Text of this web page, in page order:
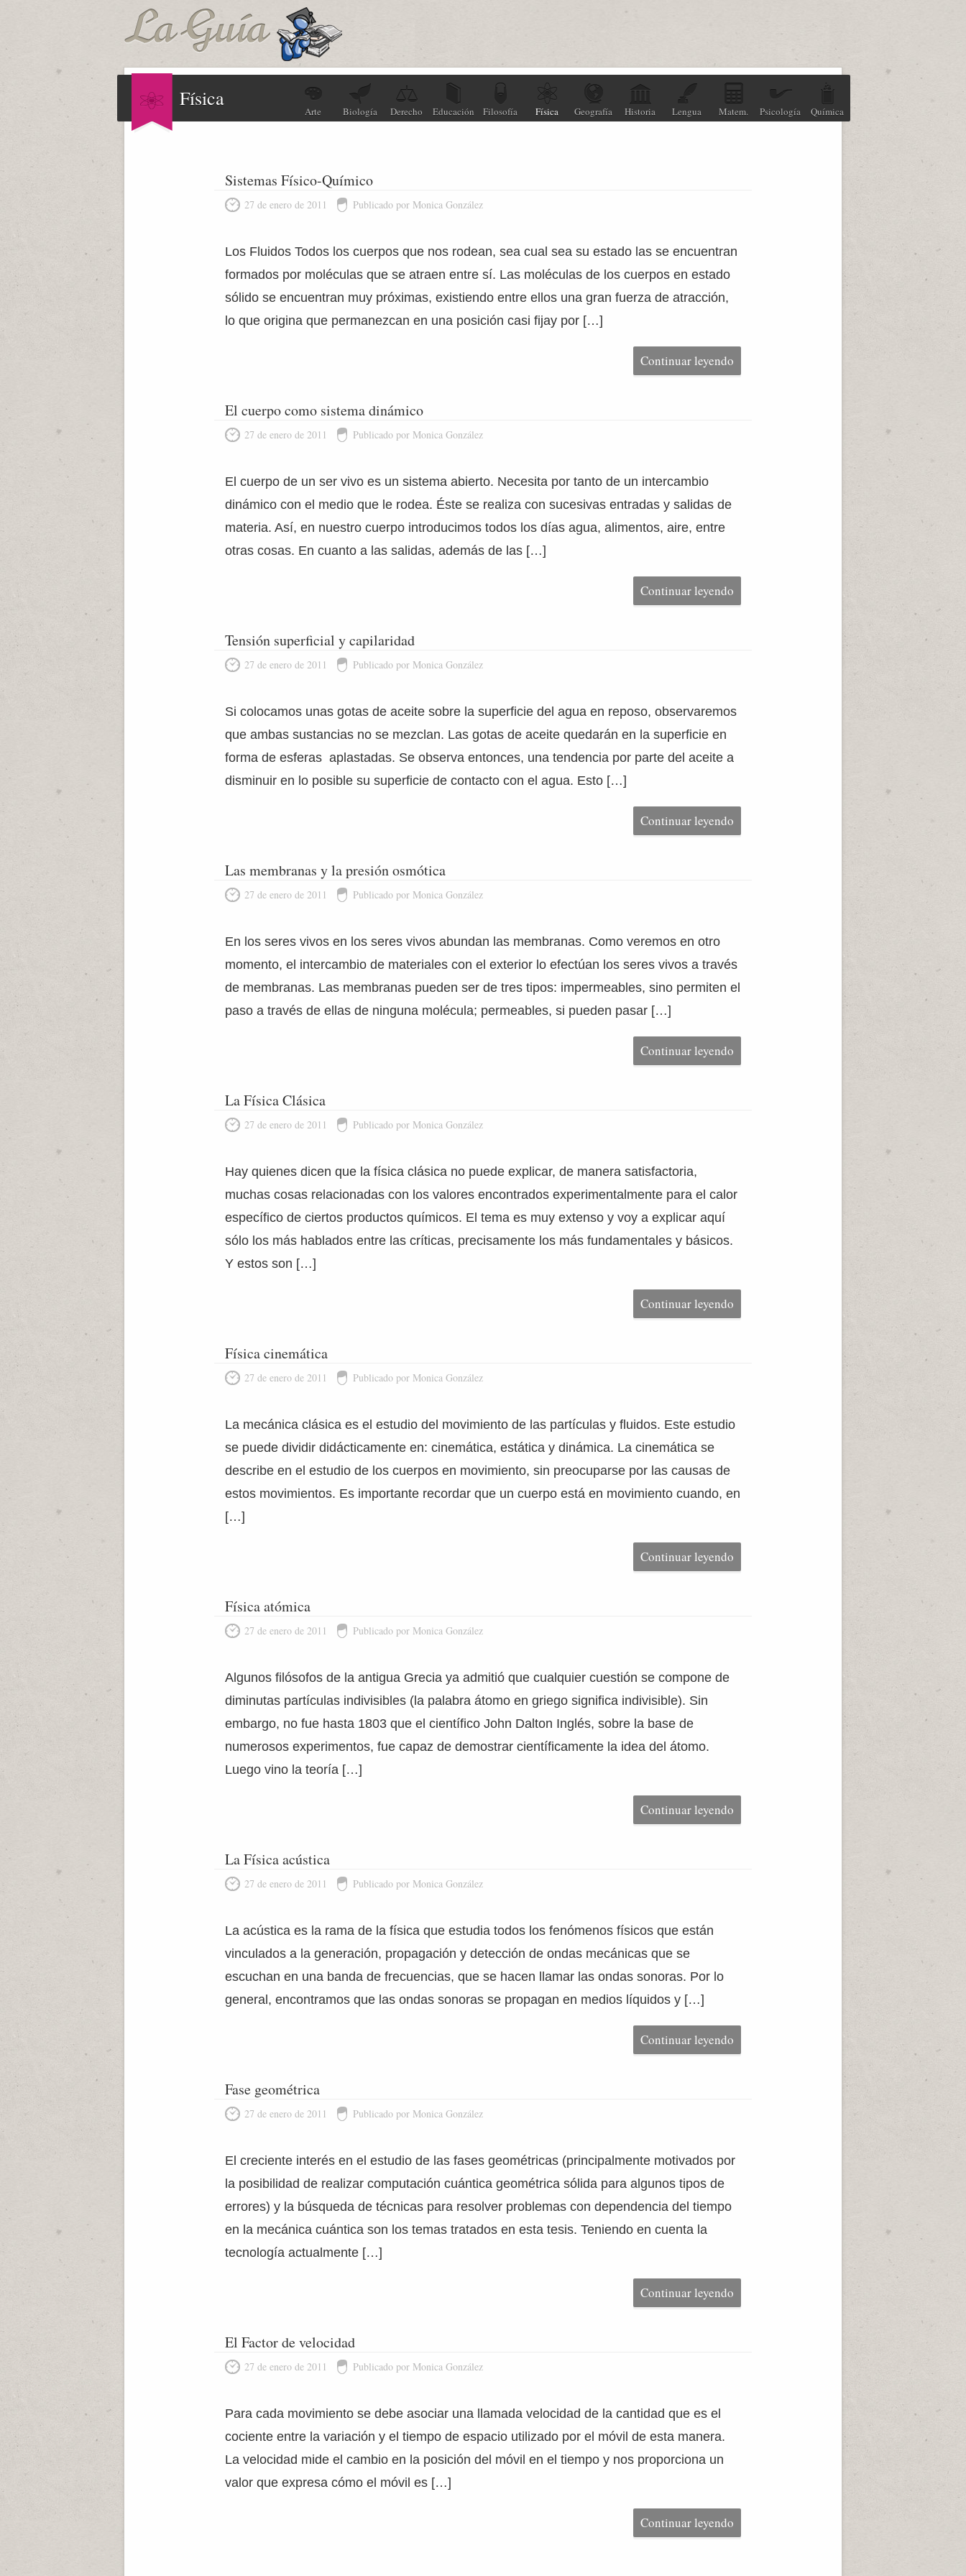
Física
Arte Biología Derecho Educación Filosofía Física Geografía Historia Lengua Matem. Psicología Química
Sistemas Físico-Químico
27 de enero de 2011 Publicado por Monica González
Los Fluidos Todos los cuerpos que nos rodean, sea cual sea su estado las se encuentran
formados por moléculas que se atraen entre sí. Las moléculas de los cuerpos en estado
sólido se encuentran muy próximas, existiendo entre ellos una gran fuerza de atracción,
lo que origina que permanezcan en una posición casi fijay por […]
Continuar leyendo
El cuerpo como sistema dinámico
27 de enero de 2011 Publicado por Monica González
El cuerpo de un ser vivo es un sistema abierto. Necesita por tanto de un intercambio
dinámico con el medio que le rodea. Éste se realiza con sucesivas entradas y salidas de
materia. Así, en nuestro cuerpo introducimos todos los días agua, alimentos, aire, entre
otras cosas. En cuanto a las salidas, además de las […]
Continuar leyendo
Tensión superficial y capilaridad
27 de enero de 2011 Publicado por Monica González
Si colocamos unas gotas de aceite sobre la superficie del agua en reposo, observaremos
que ambas sustancias no se mezclan. Las gotas de aceite quedarán en la superficie en
forma de esferas aplastadas. Se observa entonces, una tendencia por parte del aceite a
disminuir en lo posible su superficie de contacto con el agua. Esto […]
Continuar leyendo
Las membranas y la presión osmótica
27 de enero de 2011 Publicado por Monica González
En los seres vivos en los seres vivos abundan las membranas. Como veremos en otro
momento, el intercambio de materiales con el exterior lo efectúan los seres vivos a través
de membranas. Las membranas pueden ser de tres tipos: impermeables, sino permiten el
paso a través de ellas de ninguna molécula; permeables, si pueden pasar […]
Continuar leyendo
La Física Clásica
27 de enero de 2011 Publicado por Monica González
Hay quienes dicen que la física clásica no puede explicar, de manera satisfactoria,
muchas cosas relacionadas con los valores encontrados experimentalmente para el calor
específico de ciertos productos químicos. El tema es muy extenso y voy a explicar aquí
sólo los más hablados entre las críticas, precisamente los más fundamentales y básicos.
Y estos son […]
Continuar leyendo
Física cinemática
27 de enero de 2011 Publicado por Monica González
La mecánica clásica es el estudio del movimiento de las partículas y fluidos. Este estudio
se puede dividir didácticamente en: cinemática, estática y dinámica. La cinemática se
describe en el estudio de los cuerpos en movimiento, sin preocuparse por las causas de
estos movimientos. Es importante recordar que un cuerpo está en movimiento cuando, en
[…]
Continuar leyendo
Física atómica
27 de enero de 2011 Publicado por Monica González
Algunos filósofos de la antigua Grecia ya admitió que cualquier cuestión se compone de
diminutas partículas indivisibles (la palabra átomo en griego significa indivisible). Sin
embargo, no fue hasta 1803 que el científico John Dalton Inglés, sobre la base de
numerosos experimentos, fue capaz de demostrar científicamente la idea del átomo.
Luego vino la teoría […]
Continuar leyendo
La Física acústica
27 de enero de 2011 Publicado por Monica González
La acústica es la rama de la física que estudia todos los fenómenos físicos que están
vinculados a la generación, propagación y detección de ondas mecánicas que se
escuchan en una banda de frecuencias, que se hacen llamar las ondas sonoras. Por lo
general, encontramos que las ondas sonoras se propagan en medios líquidos y […]
Continuar leyendo
Fase geométrica
27 de enero de 2011 Publicado por Monica González
El creciente interés en el estudio de las fases geométricas (principalmente motivados por
la posibilidad de realizar computación cuántica geométrica sólida para algunos tipos de
errores) y la búsqueda de técnicas para resolver problemas con dependencia del tiempo
en la mecánica cuántica son los temas tratados en esta tesis. Teniendo en cuenta la
tecnología actualmente […]
Continuar leyendo
El Factor de velocidad
27 de enero de 2011 Publicado por Monica González
Para cada movimiento se debe asociar una llamada velocidad de la cantidad que es el
cociente entre la variación y el tiempo de espacio utilizado por el móvil de esta manera.
La velocidad mide el cambio en la posición del móvil en el tiempo y nos proporciona un
valor que expresa cómo el móvil es […]
Continuar leyendo